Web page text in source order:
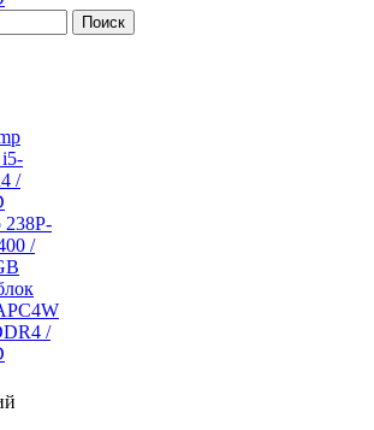
Поиск